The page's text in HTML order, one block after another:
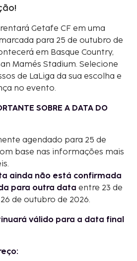
Getafe CF em uma
para 25 de outubro de
em Basque Country,
Mamés Stadium. Selecione
de LaLiga da sua escolha e
no evento.
SOBRE A DATA DO
agendado para 25 de
base nas informações mais
ainda não está confirmada
para outra data entre 23 de
de outubro de 2026.
válido para a data final